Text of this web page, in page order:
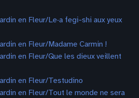
en Fleur/Le·a fegi-shi aux yeux
en Fleur/Madame Carmin !
en Fleur/Que les dieux veillent
en Fleur/Testudino
en Fleur/Tout le monde ne sera